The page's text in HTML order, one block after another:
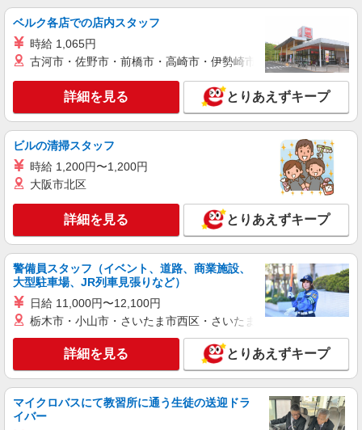
初任者以上：時給1450円〜1812円
キープ 詳細を見る
派遣社員
株式会社ニッソーネット南大阪支社
特養の介護士（無資格可）
初任者以上：時給1450円〜1812円 無資格の
奈良県葛城市
キープ 詳細を見る
派遣社員
株式会社ニッソーネット南大阪支社
特養の介護士（無資格可）
方：時給1350円〜1687円
奈良県葛城市
キープ 詳細を見る
ベルク各店での店内スタッフ
時給 1,065円
古河市・佐野市・前橋市・高崎市・伊勢崎市・太田市・館林市
詳細を見る とりあえずキープ
ビルの清掃スタッフ
時給 1,200円〜1,200円
大阪市北区
詳細を見る とりあえずキープ
警備員スタッフ（イベント、道路、商業施設、
大型駐車場、JR列車見張りなど）
日給 11,000円〜12,100円
栃木市・小山市・さいたま市西区・さいたま市岩槻区・久喜市・
詳細を見る とりあえずキープ
マイクロバスにて教習所に通う生徒の送迎ドラ
イバー